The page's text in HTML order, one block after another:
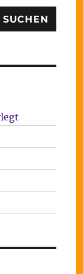
SUCHEN